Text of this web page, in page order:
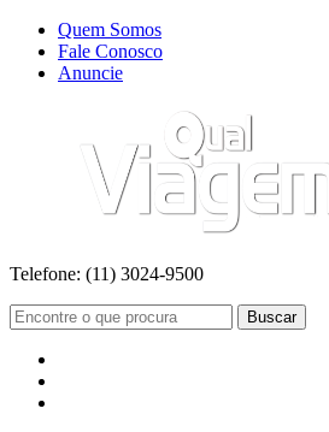
Quem Somos
Fale Conosco
Anuncie
Telefone: (11) 3024-9500
Buscar